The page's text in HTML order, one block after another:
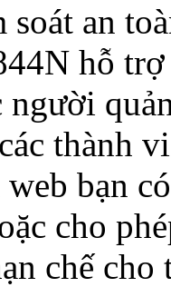
soát an
hỗ trợ
thành
bạn
cho
chế cho